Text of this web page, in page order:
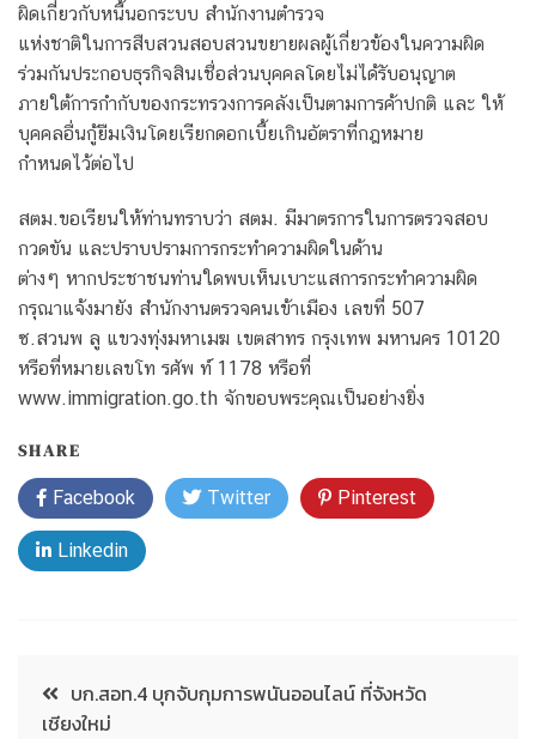
ผิดเกี่ยวกับหนี้นอกระบบ สำนักงานตำรวจ
แห่งชาติในการสืบสวนสอบสวนขยายผลผู้เกี่ยวข้องในความผิด
ร่วมกันประกอบธุรกิจสินเชื่อส่วนบุคคลโดยไม่ได้รับอนุญาต
ภายใต้การกำกับของกระทรวงการคลังเป็นตามการค้าปกติ และ ให้
บุคคลอื่นกู้ยืมเงินโดยเรียกดอกเบี้ยเกินอัตราที่กฎหมาย
กําหนดไว้ต่อไป
สตม.ขอเรียนให้ท่านทราบว่า สตม. มีมาตรการในการตรวจสอบ
กวดขัน และปราบปรามการกระทำความผิดในด้าน
ต่างๆ หากประชาชนท่านใดพบเห็นเบาะแสการกระทำความผิด
กรุณาแจ้งมายัง สำนักงานตรวจคนเข้าเมือง เลขที่ 507
ซ.สวนพ ลู แขวงทุ่งมหาเมฆ เขตสาทร กรุงเทพ มหานคร 10120
หรือที่หมายเลขโท รศัพ ท์ 1178 หรือที่
www.immigration.go.th จักขอบพระคุณเป็นอย่างยิ่ง
SHARE
Facebook Twitter Pinterest
Linkedin
บก.สอท.4 บุกจับกุมการพนันออนไลน์ ที่จังหวัด
เชียงใหม่